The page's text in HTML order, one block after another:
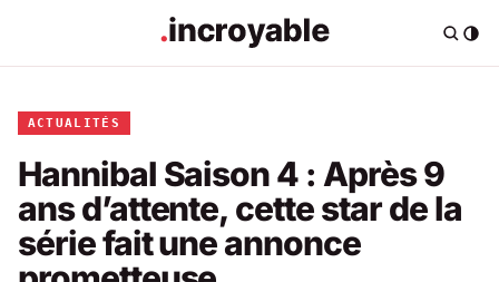
ACTUALITÉS
Hannibal Saison 4 : Après 9
ans d’attente, cette star de la
série fait une annonce